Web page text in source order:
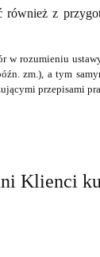
również z
w rozumieniu
zm.), a tym
przepisami
Klienci